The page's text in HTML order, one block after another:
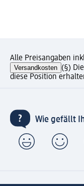
Alle Preisangaben
Versandkosten (§)
diese Position
Wie gefällt